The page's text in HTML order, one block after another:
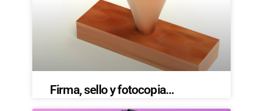
Firma, sello y fotocopia…